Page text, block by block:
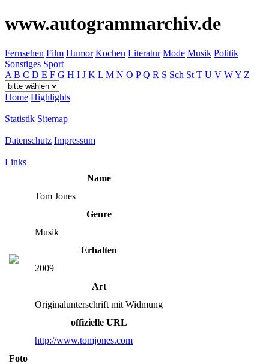
www.autogrammarchiv.de
Fernsehen Film Humor Kochen Literatur Mode Musik Politik
Sonstiges Sport
A B C D E F G H I J K L M N O P Q R S Sch St T U V WY Z
Home Highlights
Statistik Sitemap
Datenschutz Impressum
Links
Name
Tom Jones
Genre
Musik
Erhalten
2009
Art
Originalunterschrift mit Widmung
offizielle URL
http://www.tomjones.com
Foto